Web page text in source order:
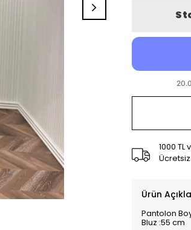
1000 TL
Ürün
Pantolon
Bluz :55 cm